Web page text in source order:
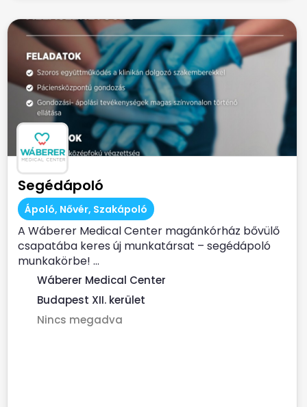
Segédápoló
Ápoló, Nővér, Szakápoló
A Wáberer Medical Center magánkórház bővülő
csapatába keres új munkatársat – segédápoló
munkakörbe! ...
Wáberer Medical Center
Budapest XII. kerület
Nincs megadva